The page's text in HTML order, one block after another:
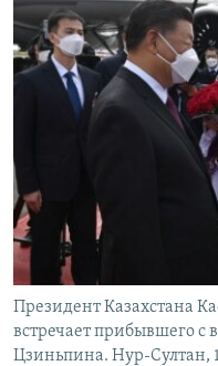
Президент Казахстана
встречает прибывшего с
Цзиньпина. Нур-Султан,